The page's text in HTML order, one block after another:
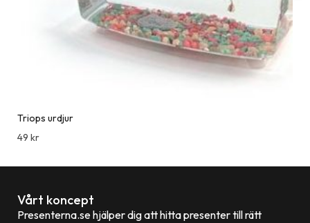
Triops urdjur
49 kr
Vårt koncept
Presenterna.se hjälper dig att hitta presenter till rätt